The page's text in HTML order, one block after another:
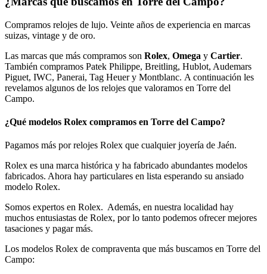
Compramos relojes de lujo. Veinte años de experiencia en marcas
suizas, vintage y de oro.
Las marcas que más compramos son Rolex, Omega y Cartier.
También compramos Patek Philippe, Breitling, Hublot, Audemars
Piguet, IWC, Panerai, Tag Heuer y Montblanc. A continuación les
revelamos algunos de los relojes que valoramos en Torre del
Campo.
¿Qué modelos Rolex compramos en Torre del Campo?
Pagamos más por relojes Rolex que cualquier joyería de Jaén.
Rolex es una marca histórica y ha fabricado abundantes modelos
fabricados. Ahora hay particulares en lista esperando su ansiado
modelo Rolex.
Somos expertos en Rolex. Además, en nuestra localidad hay
muchos entusiastas de Rolex, por lo tanto podemos ofrecer mejores
tasaciones y pagar más.
Los modelos Rolex de compraventa que más buscamos en Torre del
Campo: